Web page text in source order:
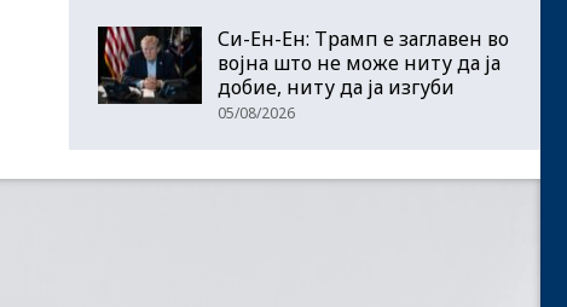
Си-Ен-Ен: Трамп е заглавен во
војна што не може ниту да ја
добие, ниту да ја изгуби
05/08/2026